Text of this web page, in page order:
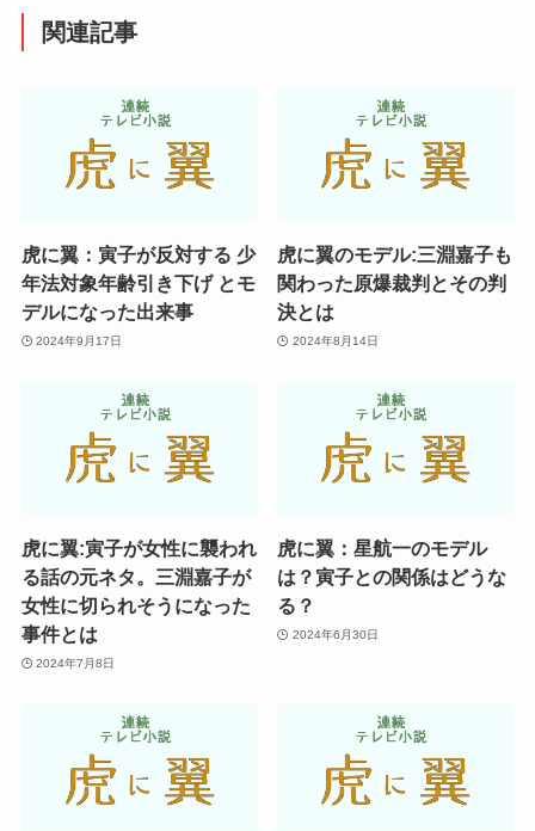
関連記事
虎に翼：寅子が反対する 少
年法対象年齢引き下げ とモ
デルになった出来事
2024年9月17日
虎に翼のモデル:三淵嘉子も
関わった原爆裁判とその判
決とは
2024年8月14日
虎に翼:寅子が女性に襲われ
る話の元ネタ。三淵嘉子が
女性に切られそうになった
事件とは
2024年7月8日
虎に翼：星航一のモデル
は？寅子との関係はどうな
る？
2024年6月30日